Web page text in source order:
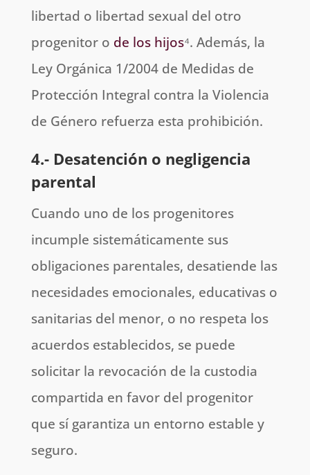
libertad o libertad sexual del otro
progenitor o de los hijos⁴. Además, la
Ley Orgánica 1/2004 de Medidas de
Protección Integral contra la Violencia
de Género refuerza esta prohibición.
4.- Desatención o negligencia
parental
Cuando uno de los progenitores
incumple sistemáticamente sus
obligaciones parentales, desatiende las
necesidades emocionales, educativas o
sanitarias del menor, o no respeta los
acuerdos establecidos, se puede
solicitar la revocación de la custodia
compartida en favor del progenitor
que sí garantiza un entorno estable y
seguro.